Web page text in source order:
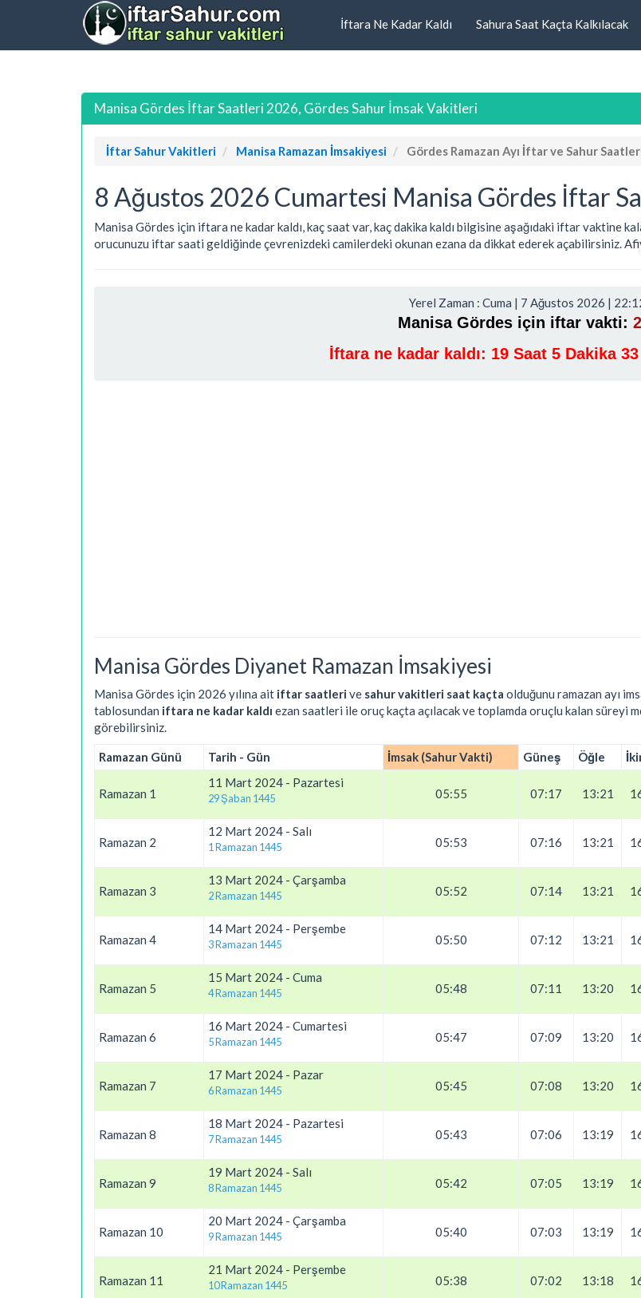
İftara Ne Kadar Kaldı Sahura Saat Kaçta Kalkılacak
Manisa Gördes İftar Saatleri 2026, Gördes Sahur İmsak Vakitleri
İftar Sahur Vakitleri Manisa Ramazan İmsakiyesi Gördes Ramazan Ayı İftar ve Sahur
8 Ağustos 2026 Cumartesi Manisa Gördes İftar
Manisa Gördes için iftara ne kadar kaldı, kaç saat var, kaç dakika kaldı bilgisine aşağıdaki iftar vaktine
orucunuzu iftar saati geldiğinde çevrenizdeki camilerdeki okunan ezana da dikkat ederek açabilirsiniz.
Yerel Zaman : Cuma | 7 Ağustos 2026 |
Manisa Gördes için iftar vakti:
İftara ne kadar kaldı: 19 Saat 5 Dakika
Manisa Gördes Diyanet Ramazan İmsakiyesi
Manisa Gördes için 2026 yılına ait iftar saatlerive sahur vakitleri saat kaçta olduğunu ramazan ayı
tablosundan iftara ne kadar kaldı ezan saatleri ile oruç kaçta açılacak ve toplamda oruçlu kalan süreyi
görebilirsiniz.
Ramazan Günü Tarih - Gün İmsak (Sahur Vakti) Güneş Öğle
Ramazan 1
11 Mart 2024 - Pazartesi
29 Şaban 1445 05:55 07:17 13:21
Ramazan 2
12 Mart 2024 - Salı
1 Ramazan 1445 05:53 07:16 13:21
Ramazan 3
13 Mart 2024 - Çarşamba
2 Ramazan 1445 05:52 07:14 13:21
Ramazan 4
14 Mart 2024 - Perşembe
3 Ramazan 1445 05:50 07:12 13:21
Ramazan 5
15 Mart 2024 - Cuma
4 Ramazan 1445 05:48 07:11 13:20
Ramazan 6
16 Mart 2024 - Cumartesi
5 Ramazan 1445 05:47 07:09 13:20
Ramazan 7
17 Mart 2024 - Pazar
6 Ramazan 1445 05:45 07:08 13:20
Ramazan 8
18 Mart 2024 - Pazartesi
7 Ramazan 1445 05:43 07:06 13:19
Ramazan 9
19 Mart 2024 - Salı
8 Ramazan 1445 05:42 07:05 13:19
Ramazan 10
20 Mart 2024 - Çarşamba
9 Ramazan 1445 05:40 07:03 13:19
Ramazan 11
21 Mart 2024 - Perşembe
10 Ramazan 1445 05:38 07:02 13:18